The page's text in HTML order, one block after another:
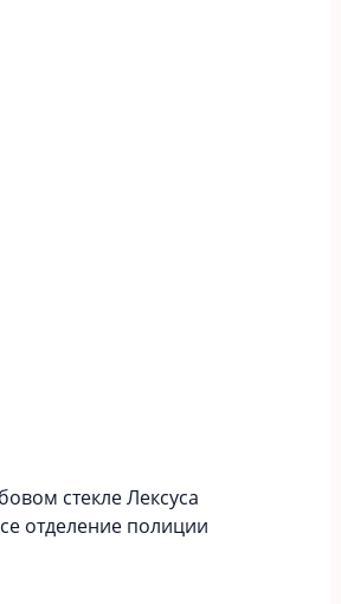
стекле Лексуса
отделение полиции